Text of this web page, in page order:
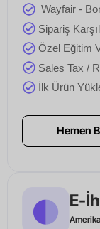
Wayfair -
Sipariş
Özel Eğitim
Sales Tax /
İlk Ürün
Hemen
E-